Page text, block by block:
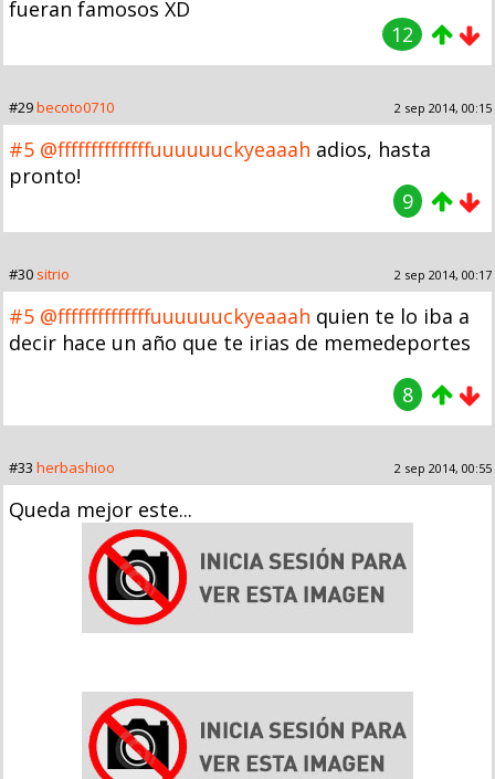
fueran famosos XD
12
#29becoto0710 2 sep 2014, 00:15
#5 @ffffffffffffffuuuuuuckyeaaah adios, hasta
pronto!
9
#30 sitrio 2 sep 2014, 00:17
#5 @ffffffffffffffuuuuuuckyeaaah quien te lo iba a
decir hace un año que te irias de memedeportes
8
#33 herbashioo 2 sep 2014, 00:55
Queda mejor este...